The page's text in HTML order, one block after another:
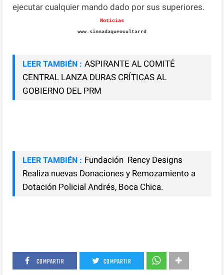
ejecutar cualquier mando dado por sus superiores.
Noticias
www.sinnadaqueocultarrd
LEER TAMBIÉN : ASPIRANTE AL COMITÉ
CENTRAL LANZA DURAS CRÍTICAS AL
GOBIERNO DEL PRM
LEER TAMBIÉN : Fundación Rency Designs
Realiza nuevas Donaciones y Remozamiento a
Dotación Policial Andrés, Boca Chica.
COMPARTIR COMPARTIR